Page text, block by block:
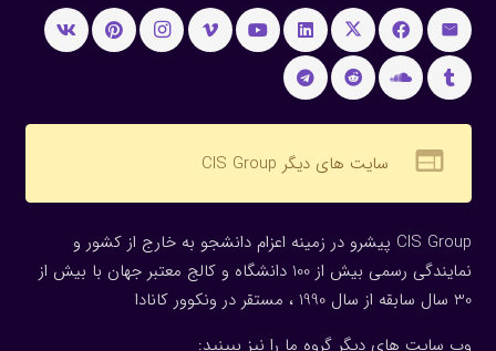
web سایت های دیگر CIS Group
CIS Group پیشرو در زمینه اعزام دانشجو به خارج از کشور و
نمایندگی رسمی بیش از 100 دانشگاه و کالج معتبر جهان با بیش از
30 سال سابقه از سال 1990 ، مستقر در ونکوور کانادا
وب سایت های دیگر گروه ما را نیز ببینید: